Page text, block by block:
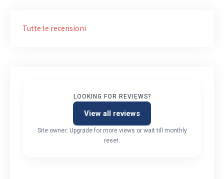
Tutte le recensioni
LOOKING FOR REVIEWS?
View all reviews
Site owner: Upgrade for more views or wait till monthly
reset.